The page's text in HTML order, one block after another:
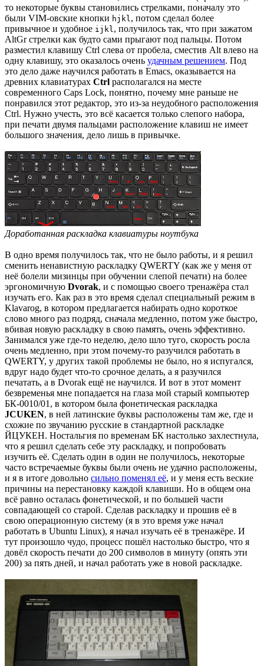
то некоторые буквы становились стрелками, поначалу это
были VIM-овские кнопки hjkl , потом сделал более
привычное и удобное ijkl , получилось так, что при зажатом
AltGr стрелки как будто сами прыгают под пальцы. Потом
разместил клавишу Ctrl слева от пробела, сместив Alt влево на
одну клавишу, это оказалось очень удачным решением. Под
это дело даже научился работать в Emacs, оказывается на
древних клавиатурах Ctrl располагался на месте
современного Caps Lock, понятно, почему мне раньше не
понравился этот редактор, это из-за неудобного расположения
Ctrl. Нужно учесть, это всё касается только слепого набора,
при печати двумя пальцами расположение клавиш не имеет
большого значения, дело лишь в привычке.
Доработанная раскладка клавиатуры ноутбука
В одно время получилось так, что не было работы, и я решил
сменить ненавистную раскладку QWERTY (как же у меня от
неё болели мизинцы при обучении слепой печати) на более
эргономичную Dvorak, и с помощью своего тренажёра стал
изучать его. Как раз в это время сделал специальный режим в
Klavarog, в котором предлагается набирать одно короткое
слово много раз подряд, сначала медленно, потом уже быстро,
вбивая новую раскладку в свою память, очень эффективно.
Занимался уже где-то неделю, дело шло туго, скорость росла
очень медленно, при этом почему-то разучился работать в
QWERTY, у других такой проблемы не было, но я испугался,
вдруг надо будет что-то срочное делать, а я разучился
печатать, а в Dvorak ещё не научился. И вот в этот момент
безвременья мне попадается на глаза мой старый компьютер
БК-0010/01, в котором была фонетическая раскладка
JCUKEN, в ней латинские буквы расположены там же, где и
схожие по звучанию русские в стандартной раскладке
ЙЦУКЕН. Ностальгия по временам БК настолько захлестнула,
что я решил сделать себе эту раскладку, и попробовать
изучить её. Сделать один в один не получилось, некоторые
часто встречаемые буквы были очень не удачно расположены,
и я в итоге довольно сильно поменял её, и у меня есть веские
причины на перестановку каждой клавиши. Но в общем она
всё равно осталась фонетической, и по большей части
совпадающей со старой. Сделав раскладку и прошив её в
свою операционную систему (я в это время уже начал
работать в Ubuntu Linux), я начал изучать её в тренажёре. И
тут произошло чудо, процесс пошёл настолько быстро, что я
довёл скорость печати до 200 символов в минуту (опять эти
200) за пять дней, и начал работать уже в новой раскладке.